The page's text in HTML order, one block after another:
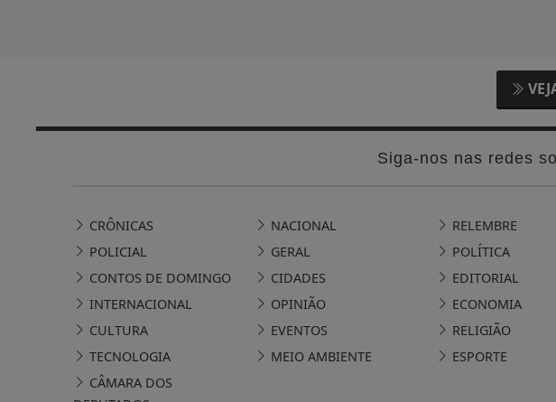
Siga-nos nas redes
CRÔNICAS NACIONAL
RELEMBRE
POLICIAL
GERAL
POLÍTICA
CONTOS DE DOMINGO
CIDADES
EDITORIAL
INTERNACIONAL
OPINIÃO
ECONOMIA
CULTURA
EVENTOS
RELIGIÃO
TECNOLOGIA
MEIO AMBIENTE
ESPORTE
CÂMARA DOS